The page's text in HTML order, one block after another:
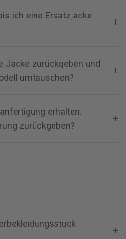
ich eine Ersatzjacke
Jacke zurückgeben und
umtauschen?
erhalten.
zurückgeben?